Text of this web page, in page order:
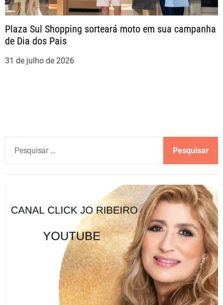
Plaza Sul Shopping sorteará moto em sua campanha
de Dia dos Pais
31 de julho de 2026